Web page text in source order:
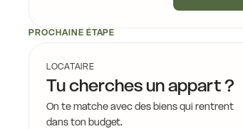
PROCHAINE ÉTAPE
LOCATAIRE
Tu cherches un appart ?
On te matche avec des biens qui rentrent
dans ton budget.